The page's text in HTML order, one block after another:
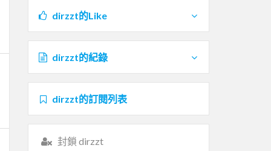
dirzzt的Like
dirzzt的紀錄
dirzzt的訂閱列表
封鎖 dirzzt